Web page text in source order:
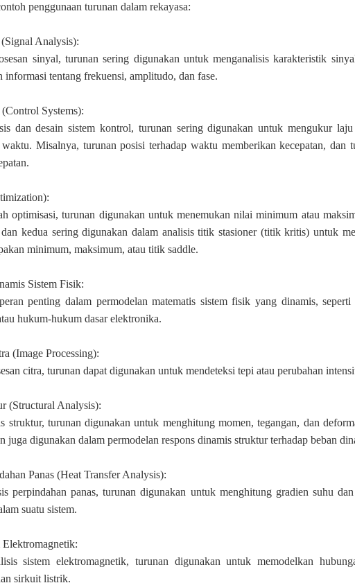
penggunaan turunan dalam rekayasa:
Analysis):
sinyal, turunan sering digunakan untuk menganalisis karakteristik
informasi tentang frekuensi, amplitudo, dan fase.
Systems):
dan desain sistem kontrol, turunan sering digunakan untuk mengukur laju
Misalnya, turunan posisi terhadap waktu memberikan kecepatan, dan
optimisasi, turunan digunakan untuk menemukan nilai minimum atau
kedua sering digunakan dalam analisis titik stasioner (titik kritis) untuk
minimum, maksimum, atau titik saddle.
Sistem Fisik:
penting dalam permodelan matematis sistem fisik yang dinamis, seperti
hukum-hukum dasar elektronika.
(Image Processing):
citra, turunan dapat digunakan untuk mendeteksi tepi atau perubahan
(Structural Analysis):
turunan digunakan untuk menghitung momen, tegangan, dan
juga digunakan dalam permodelan respons dinamis struktur terhadap beban
Panas (Heat Transfer Analysis):
perpindahan panas, turunan digunakan untuk menghitung gradien suhu dan
suatu sistem.
sistem elektromagnetik, turunan digunakan untuk memodelkan
sirkuit listrik.